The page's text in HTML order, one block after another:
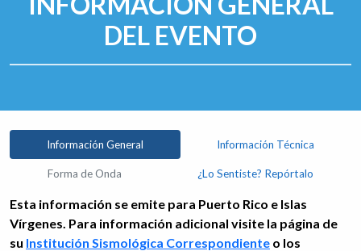
DEL EVENTO
Información General Información Técnica
Forma de Onda ¿Lo Sentiste? Repórtalo
Esta información se emite para Puerto Rico e Islas
Vírgenes. Para información adicional visite la página de
su Institución Sismológica Correspondiente o los